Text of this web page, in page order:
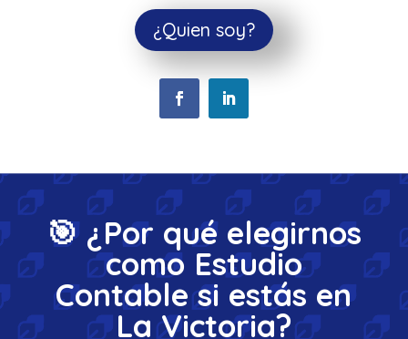
¿Quien soy?
🎯 ¿Por qué elegirnos
como Estudio
Contable si estás en
La Victoria?